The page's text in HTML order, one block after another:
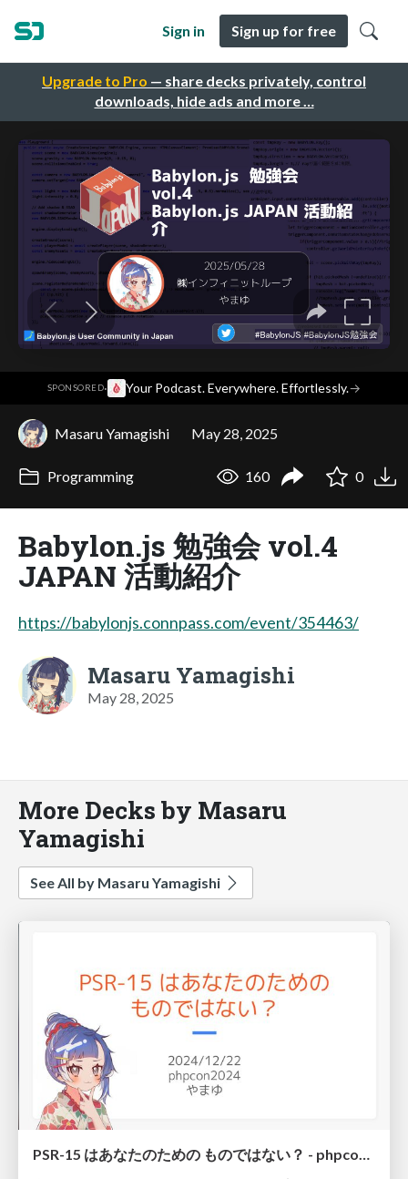
Upgrade to Pro — share decks privately, control
downloads, hide ads and more …
Sign in Sign up for free
SPONSORED· Your Podcast. Everywhere. Effortlessly.→
Masaru Yamagishi May 28, 2025
Programming 160 0
Babylon.js 勉強会 vol.4
JAPAN 活動紹介
https://babylonjs.connpass.com/event/354463/
Masaru Yamagishi
May 28, 2025
More Decks by Masaru
Yamagishi
See All by Masaru Yamagishi
PSR-15 はあなたのための ものではない？ - phpcon2024